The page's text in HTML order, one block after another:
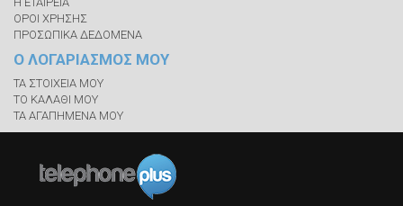
ΟΡΟΙ ΧΡΗΣΗΣ
ΠΡΟΣΩΠΙΚΑ ΔΕΔΟΜΕΝΑ
Ο ΛΟΓΑΡΙΑΣΜΟΣ ΜΟΥ
ΤΑ ΣΤΟΙΧΕΙΑ ΜΟΥ
ΤΟ ΚΑΛΑΘΙ ΜΟΥ
ΤΑ ΑΓΑΠΗΜΕΝΑ ΜΟΥ